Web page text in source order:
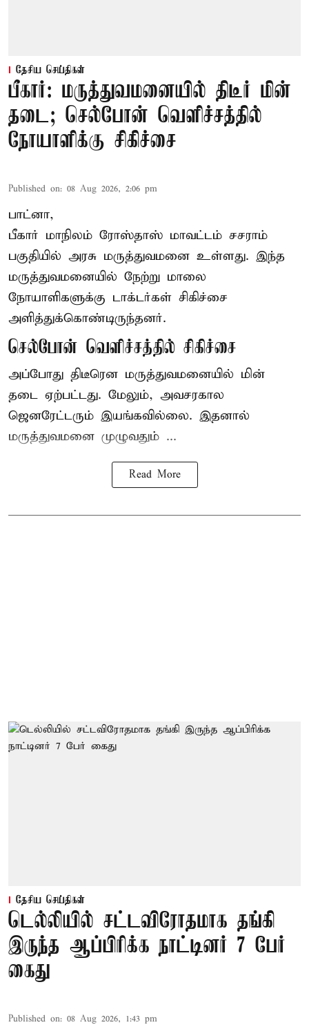
தேசிய செய்திகள்
பீகார்: மருத்துவமனையில் திடீர் மின்
தடை; செல்போன் வெளிச்சத்தில்
நோயாளிக்கு சிகிச்சை
Published on: 08 Aug 2026, 2:06 pm
பாட்னா,
பீகார் மாநிலம் ரோஸ்தாஸ் மாவட்டம் சசராம்
பகுதியில் அரசு மருத்துவமனை உள்ளது. இந்த
மருத்துவமனையில் நேற்று மாலை
நோயாளிகளுக்கு டாக்டர்கள் சிகிச்சை
அளித்துக்கொண்டிருந்தனர்.
செல்போன் வெளிச்சத்தில் சிகிச்சை
அப்போது திடீரென மருத்துவமனையில் மின்
தடை ஏற்பட்டது. மேலும், அவசரகால
ஜெனரேட்டரும் இயங்கவில்லை. இதனால்
மருத்துவமனை முழுவதும் ...
Read More
தேசிய செய்திகள்
டெல்லியில் சட்டவிரோதமாக தங்கி
இருந்த ஆப்பிரிக்க நாட்டினர் 7 பேர்
கைது
Published on: 08 Aug 2026, 1:43 pm